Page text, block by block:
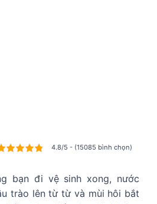
4.8/5 - (15085 bình chọn)
bạn đi vệ sinh xong, nước
trào lên từ từ và mùi hôi bắt